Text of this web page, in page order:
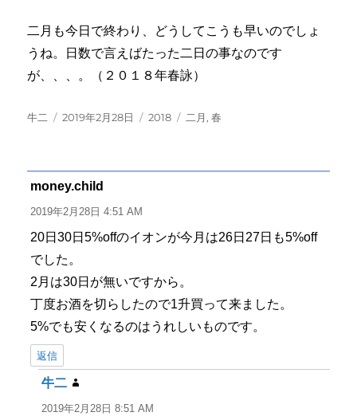
二月も今日で終わり、どうしてこうも早いのでしょ
うね。日数で言えばたった二日の事なのです
が、、、。（２０１８年春詠）
投
牛二
投
2019年2月28日
カ
2018
タ
二月,春
money.child
り:
2019年2月28日 4:51 AM
20日30日5%offのイオンが今月は26日27日も5%off
でした。
2月は30日が無いですから。
丁度お酒を切らしたので1升買って来ました。
5%でも安くなるのはうれしいものです。
返信
牛二
り:
2019年2月28日 8:51 AM